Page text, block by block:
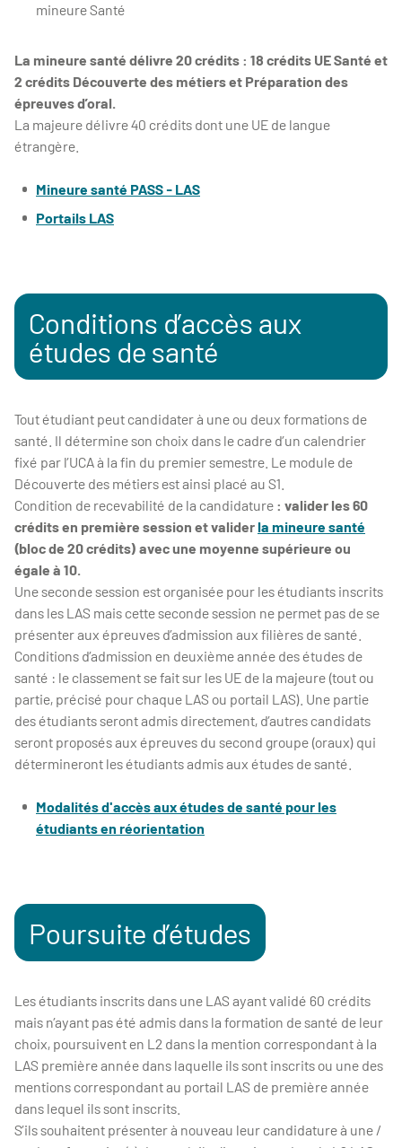
mineure Santé
La mineure santé délivre 20 crédits : 18 crédits UE Santé et
2 crédits Découverte des métiers et Préparation des
épreuves d’oral.
La majeure délivre 40 crédits dont une UE de langue
étrangère.
Mineure santé PASS - LAS
Portails LAS
Conditions d’accès aux
études de santé
Tout étudiant peut candidater à une ou deux formations de
santé. Il détermine son choix dans le cadre d’un calendrier
fixé par l’UCA à la fin du premier semestre. Le module de
Découverte des métiers est ainsi placé au S1.
Condition de recevabilité de la candidature : valider les 60
crédits en première session et validerla mineure santé
(bloc de 20 crédits) avec une moyenne supérieure ou
égale à 10.
Une seconde session est organisée pour les étudiants inscrits
dans les LAS mais cette seconde session ne permet pas de se
présenter aux épreuves d’admission aux filières de santé.
Conditions d’admission en deuxième année des études de
santé : le classement se fait sur les UE de la majeure (tout ou
partie, précisé pour chaque LAS ou portail LAS). Une partie
des étudiants seront admis directement, d’autres candidats
seront proposés aux épreuves du second groupe (oraux) qui
détermineront les étudiants admis aux études de santé.
Modalités d'accès aux études de santé pour les
étudiants en réorientation
Poursuite d’études
Les étudiants inscrits dans une LAS ayant validé 60 crédits
mais n’ayant pas été admis dans la formation de santé de leur
choix, poursuivent en L2 dans la mention correspondant à la
LAS première année dans laquelle ils sont inscrits ou une des
mentions correspondant au portail LAS de première année
dans lequel ils sont inscrits.
S’ils souhaitent présenter à nouveau leur candidature à une /